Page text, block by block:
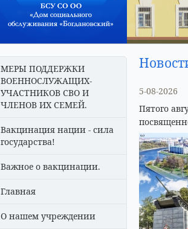
МЕРЫ ПОДДЕРЖКИ
ВОЕННОСЛУЖАЩИХ-
УЧАСТНИКОВ СВО И
ЧЛЕНОВ ИХ СЕМЕЙ.
Вакцинация нации - сила
государства!
Важное о вакцинации.
Главная
О нашем учреждении
5-08-2026
Пятого